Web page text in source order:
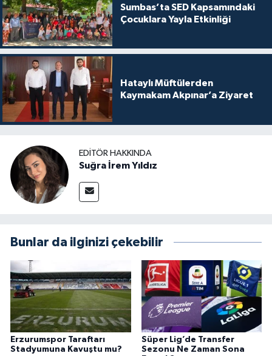
Sumbas’ta SED Kapsamındaki
Çocuklara Yayla Etkinliği
Hataylı Müftülerden
Kaymakam Akpınar’a Ziyaret
EDITÖR HAKKINDA
Suğra İrem Yıldız
Bunlar da ilginizi çekebilir
Erzurumspor Taraftarı
Stadyumuna Kavuştu mu?
Süper Lig’de Transfer
Sezonu Ne Zaman Sona